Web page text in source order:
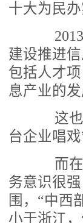
十大为民办
2013
建设推进
包括人才
息产业的发
这也
台企业唱戏
而在
务意识很
围，“中西
小于浙江